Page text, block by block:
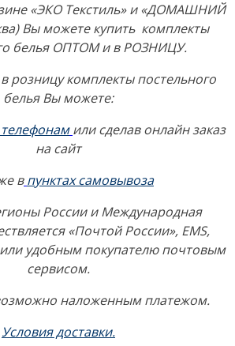
«ЭКО Текстиль» и «ДОМАШНИЙ
Вы можете купить комплекты
белья ОПТОМ и в РОЗНИЦУ.
розницу комплекты постельного
белья Вы можете:
или сделав онлайн заказ
на сайт
в пунктах самовывоза
России и Международная
«Почтой России», EMS,
удобным покупателю почтовым
сервисом.
наложенным платежом.
Условия доставки.